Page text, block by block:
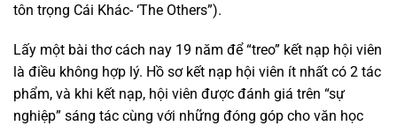
tôn trọng Cái Khác- ‘The Others”).
Lấy một bài thơ cách nay 19 năm để “treo” kết nạp hội viên
là điều không hợp lý. Hồ sơ kết nạp hội viên ít nhất có 2 tác
phẩm, và khi kết nạp, hội viên được đánh giá trên “sự
nghiệp” sáng tác cùng với những đóng góp cho văn học